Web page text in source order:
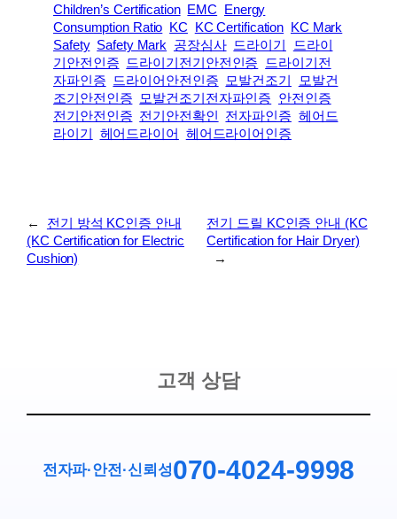
Children’s Certification EMC
Energy
Consumption Ratio
KC KC Certification
KC Mark
Safety Safety Mark 공장심사 드라이기
드라이
기안전인증
드라이기전기안전인증
드라이기전
자파인증
드라이어안전인증 모발건조기
모발건
조기안전인증
모발건조기전자파인증
안전인증
전기안전인증 전기안전확인 전자파인증 헤어드
라이기
헤어드라이어 헤어드라이어인증
←
전기 방석 KC인증 안내
(KC Certification for Electric
Cushion)
전기 드릴 KC인증 안내 (KC
Certification for Hair Dryer)
→
고객 상담
전자파·안전 ·신뢰성070-4024-9998